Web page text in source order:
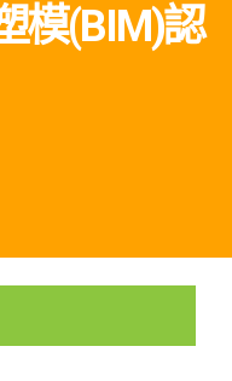
模(BIM)認